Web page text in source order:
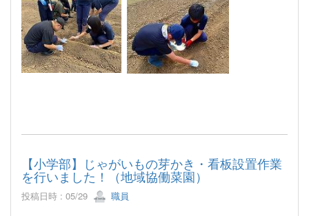
【小学部】じゃがいもの芽かき・看板設置作業
を行いました！（地域協働菜園）
投稿日時 : 05/29 職員